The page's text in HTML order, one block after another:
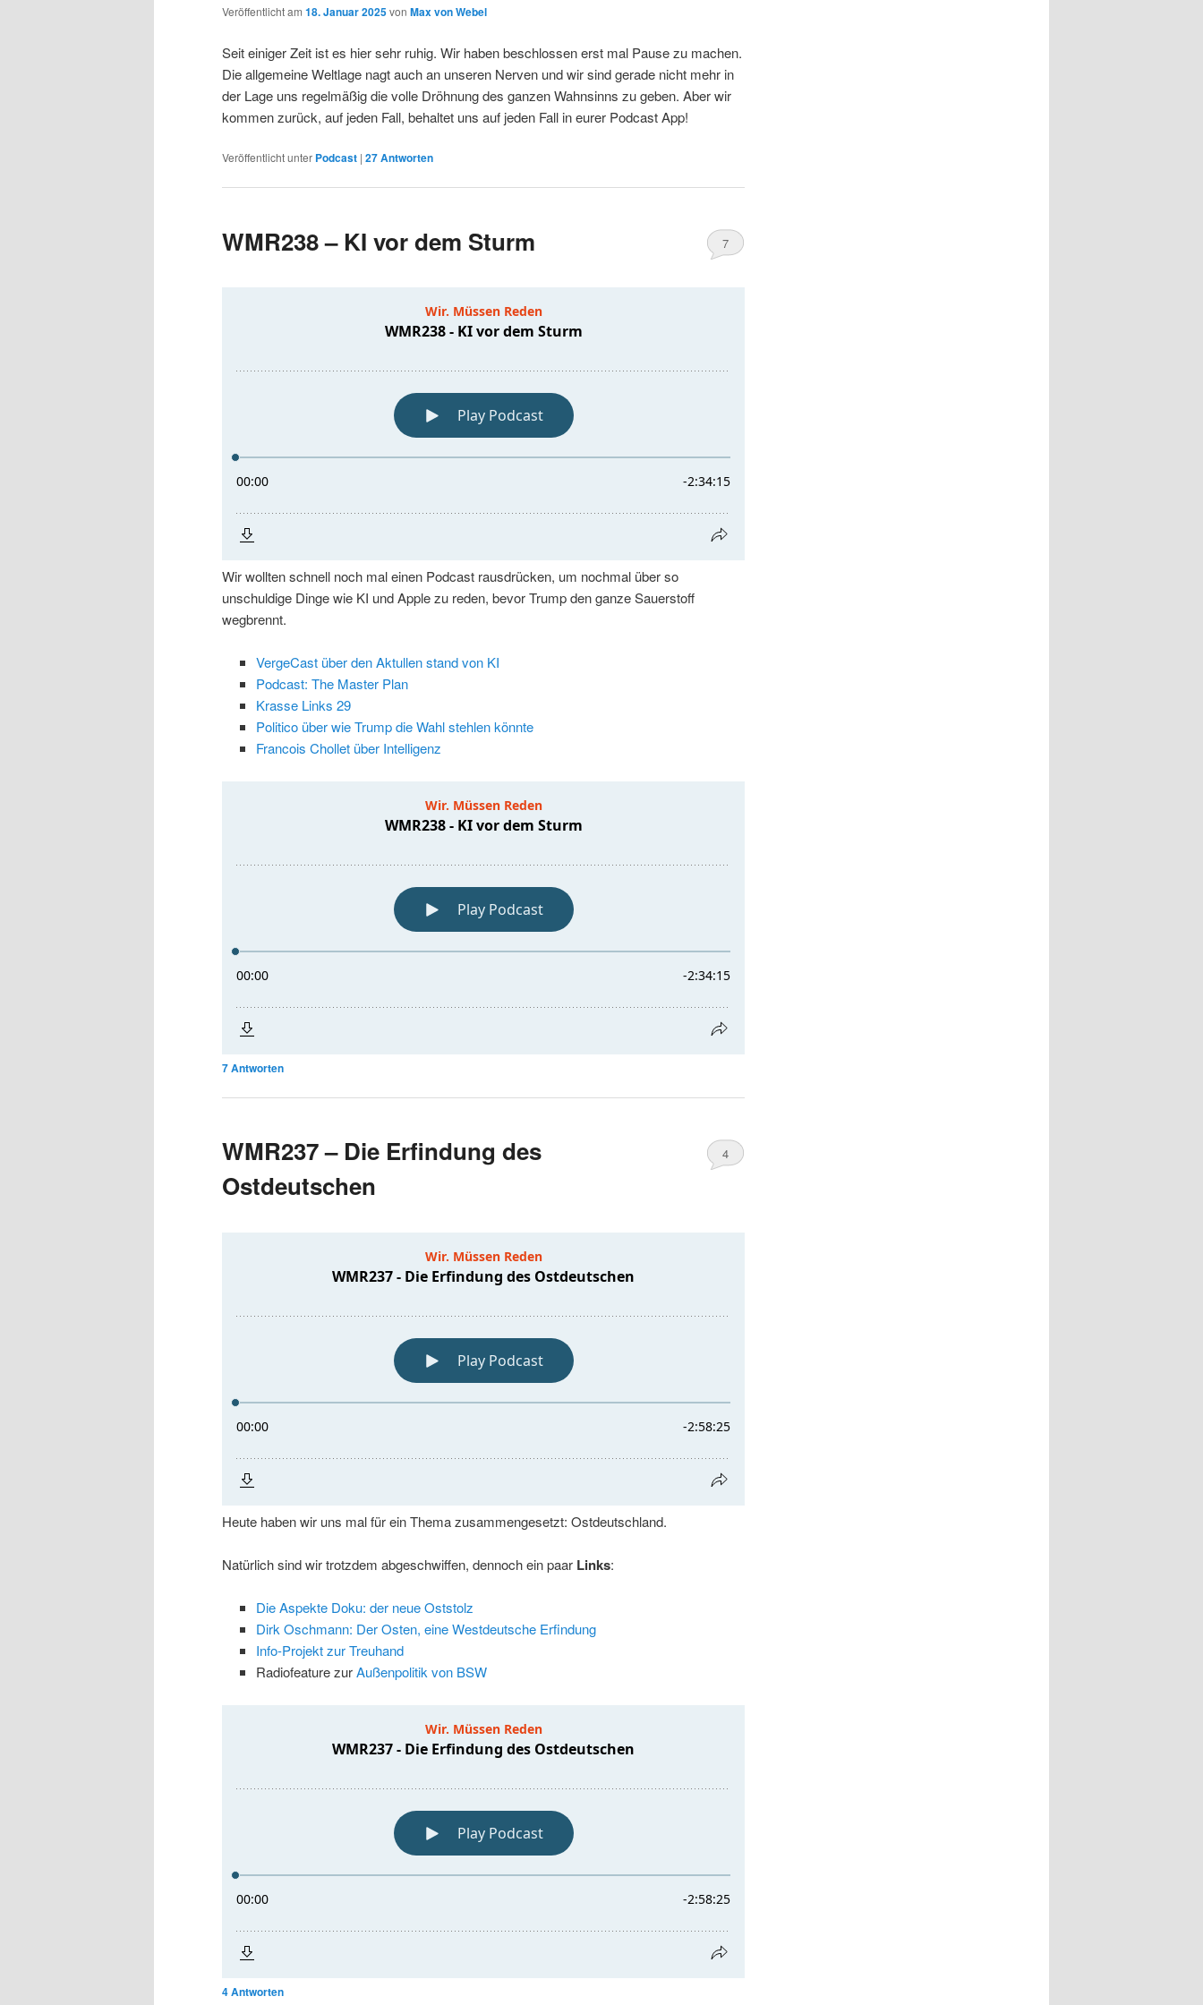
Veröffentlicht am 18. Januar 2025von Max von Webel
Seit einiger Zeit ist es hier sehr ruhig. Wir haben beschlossen erst mal Pause zu machen.
Die allgemeine Weltlage nagt auch an unseren Nerven und wir sind gerade nicht mehr in
der Lage uns regelmäßig die volle Dröhnung des ganzen Wahnsinns zu geben. Aber wir
kommen zurück, auf jeden Fall, behaltet uns auf jeden Fall in eurer Podcast App!
Veröffentlicht unter Podcast | 27Antworten
WMR238 – KI vor dem Sturm 7
Wir wollten schnell noch mal einen Podcast rausdrücken, um nochmal über so
unschuldige Dinge wie KI und Apple zu reden, bevor Trump den ganze Sauerstoff
wegbrennt.
VergeCast über den Aktullen stand von KI
Podcast: The Master Plan
Krasse Links 29
Politico über wie Trump die Wahl stehlen könnte
Francois Chollet über Intelligenz
7Antworten
WMR237 – Die Erfindung des
Ostdeutschen
4
Heute haben wir uns mal für ein Thema zusammengesetzt: Ostdeutschland.
Natürlich sind wir trotzdem abgeschwiffen, dennoch ein paar Links:
Die Aspekte Doku: der neue Oststolz
Dirk Oschmann: Der Osten, eine Westdeutsche Erfindung
Info-Projekt zur Treuhand
Radiofeature zurAußenpolitik von BSW
4Antworten